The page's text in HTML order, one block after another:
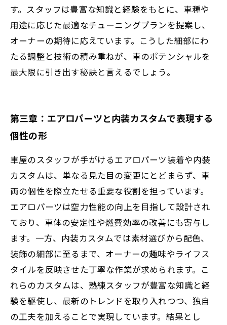
す。スタッフは豊富な知識と経験をもとに、車種や
用途に応じた最適なチューニングプランを提案し、
オーナーの期待に応えています。こうした細部にわ
たる調整と技術の積み重ねが、車のポテンシャルを
最大限に引き出す秘訣と言えるでしょう。
第三章：エアロパーツと内装カスタムで表現する
個性の形
車屋のスタッフが手がけるエアロパーツ装着や内装
カスタムは、単なる見た目の変更にとどまらず、車
両の個性を際立たせる重要な役割を担っています。
エアロパーツは空力性能の向上を目指して設計され
ており、車体の安定性や燃費効率の改善にも寄与し
ます。一方、内装カスタムでは素材選びから配色、
装飾の細部に至るまで、オーナーの趣味やライフス
タイルを反映させた丁寧な作業が求められます。こ
れらのカスタムは、熟練スタッフが豊富な知識と経
験を駆使し、最新のトレンドを取り入れつつ、独自
の工夫を加えることで実現しています。結果とし